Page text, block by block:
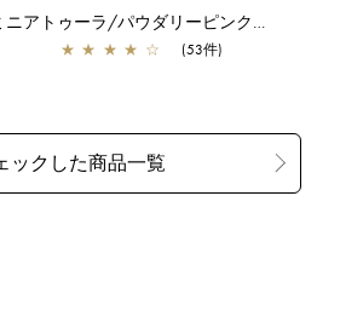
スタンダード ミニアトゥーラ/パウダリーピンクシルバー
★ ★ ★ ★ ☆ (53件)